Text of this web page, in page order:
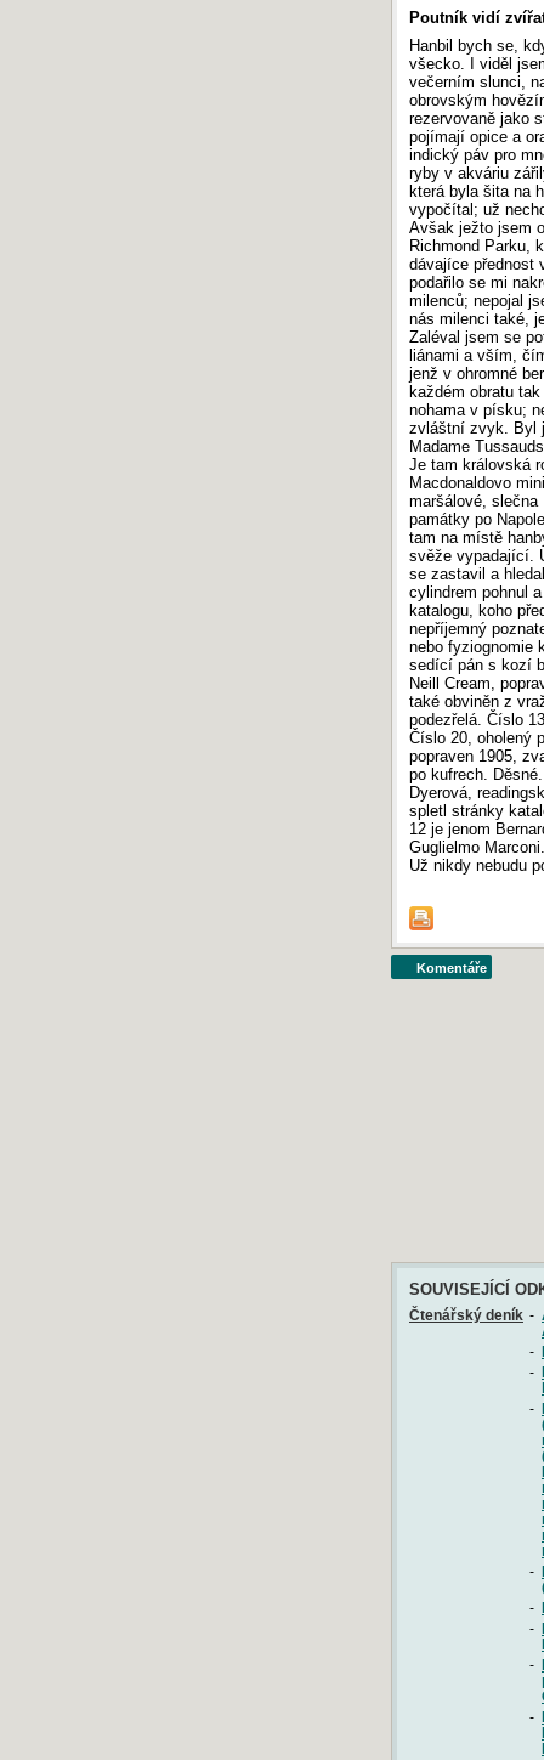
Poutník vidí
Hanbil bych se,
všecko. I viděl
večerním slunci,
obrovským
rezervovaně jako
pojímají opice a
indický páv pro
ryby v akváriu
která byla šita na
vypočítal; už
Avšak ježto jsem
Richmond Parku,
dávajíce přednost
podařilo se mi
milenců; nepojal
nás milenci také,
Zaléval jsem se
liánami a vším,
jenž v ohromné
každém obratu
nohama v písku;
zvláštní zvyk. Byl
Madame
Je tam královská
Macdonaldovo
maršálové,
památky po
tam na místě
svěže vypadající.
se zastavil a
cylindrem pohnul
katalogu, koho
nepříjemný
nebo fyziognomie
sedící pán s kozí
Neill Cream,
také obviněn z
podezřelá. Číslo
Číslo 20, oholený
popraven 1905,
po kufrech.
Dyerová,
spletl stránky
12 je jenom
Guglielmo Marconi.
Už nikdy nebudu
Komentáře
SOUVISEJÍCÍ
Čtenářský deník -
-
-
-
-
-
-
-
-